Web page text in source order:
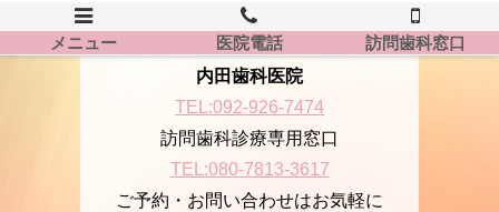
内田歯科医院
TEL:092-926-7474
訪問歯科診療専用窓口
TEL:080-7813-3617
ご予約・お問い合わせはお気軽に
メニュー 医院電話 訪問歯科窓口